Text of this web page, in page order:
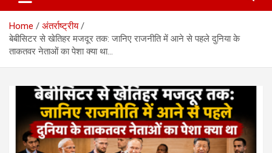
Home
अंतर्राष्ट्रीय
बेबीसिटर से खेतिहर मजदूर तक: जानिए राजनीति में आने से पहले दुनिया के
ताकतवर नेताओं का पेशा क्या था…